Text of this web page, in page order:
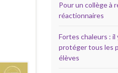
Pour un collège à
réactionnaires
Fortes chaleurs : il
protéger tous les
élèves